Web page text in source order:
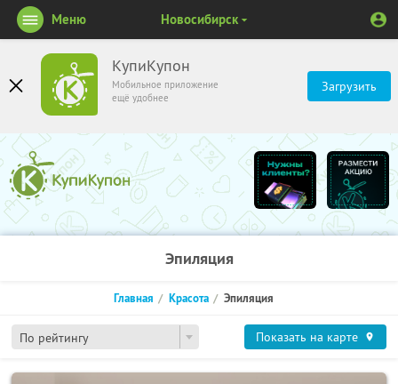
КупиКупон
Мобильное приложение
ещё удобнее
Загрузить
Меню Новосибирск
Эпиляция
По рейтингу
Главная Красота Эпиляция
Показать на карте